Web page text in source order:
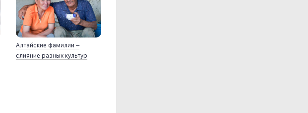
Алтайские фамилии –
слияние разных культур